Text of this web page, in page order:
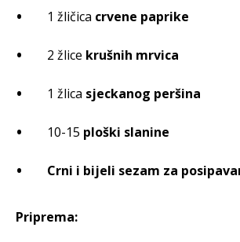
1 žličica crvene paprike
2 žlice krušnih mrvica
1 žlica sjeckanog peršina
10-15 ploški slanine
Crni i bijeli sezam za
Priprema: